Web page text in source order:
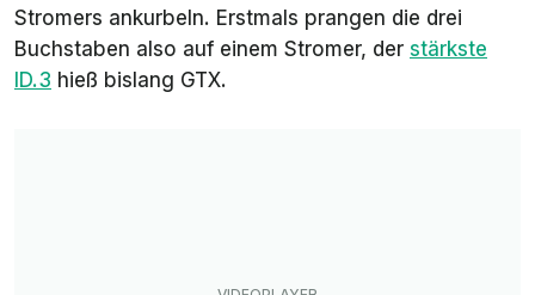
Stromers ankurbeln. Erstmals prangen die drei
Buchstaben also auf einem Stromer, der stärkste
ID.3 hieß bislang GTX.